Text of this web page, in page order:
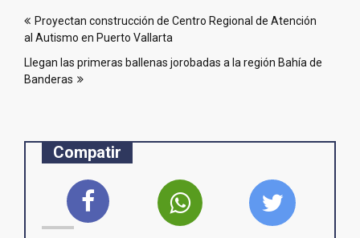
de
entradas
Proyectan construcción de Centro Regional de Atención
al Autismo en Puerto Vallarta
Llegan las primeras ballenas jorobadas a la región Bahía de
Banderas
Compatir